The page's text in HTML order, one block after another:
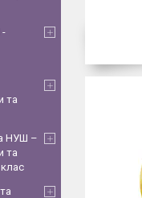
-
та
НУШ –
та